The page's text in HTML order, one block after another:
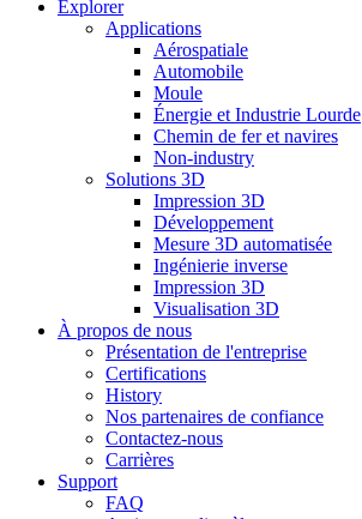
Explorer
Applications
Aérospatiale
Automobile
Moule
Énergie et Industrie Lourde
Chemin de fer et navires
Non-industry
Solutions 3D
Impression 3D
Développement
Mesure 3D automatisée
Ingénierie inverse
Impression 3D
Visualisation 3D
À propos de nous
Présentation de l'entreprise
Certifications
History
Nos partenaires de confiance
Contactez-nous
Carrières
Support
FAQ